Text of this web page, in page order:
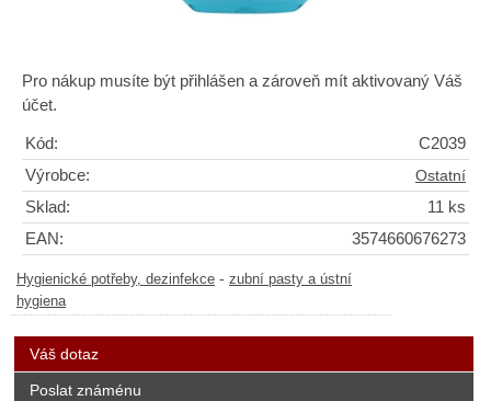
Pro nákup musíte být přihlášen a zároveň mít aktivovaný Váš
účet.
Kód:
C2039
Výrobce:
Ostatní
Sklad:
11 ks
EAN:
3574660676273
Hygienické potřeby, dezinfekce - zubní pasty a ústní
hygiena
Váš dotaz
Poslat známénu